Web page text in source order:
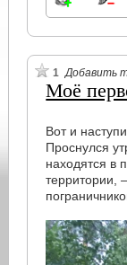
1 Добавить
Моё
Вот и
Проснулся
находятся в
территории,